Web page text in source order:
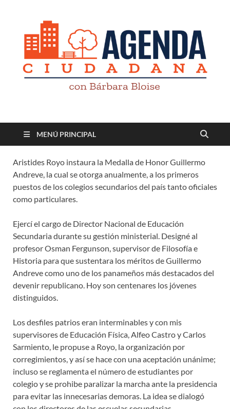
Revista digital
MENÚ PRINCIPAL
Aristides Royo instaura la Medalla de Honor Guillermo
Andreve, la cual se otorga anualmente, a los primeros
puestos de los colegios secundarios del país tanto oficiales
como particulares.
Ejercí el cargo de Director Nacional de Educación
Secundaria durante su gestión ministerial. Designé al
profesor Osman Fergunson, supervisor de Filosofía e
Historia para que sustentara los méritos de Guillermo
Andreve como uno de los panameños más destacados del
devenir republicano. Hoy son centenares los jóvenes
distinguidos.
Los desfiles patrios eran interminables y con mis
supervisores de Educación Física, Alfeo Castro y Carlos
Sarmiento, le propuse a Royo, la organización por
corregimientos, y así se hace con una aceptación unánime;
incluso se reglamenta el número de estudiantes por
colegio y se prohibe paralizar la marcha ante la presidencia
para evitar las innecesarias demoras. La idea se dialogó